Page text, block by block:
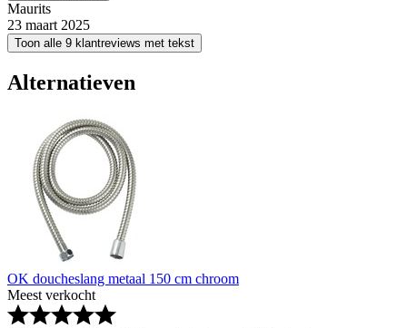
Maurits
23 maart 2025
Toon alle 9 klantreviews met tekst
Alternatieven
OK doucheslang metaal 150 cm chroom
Meest verkocht